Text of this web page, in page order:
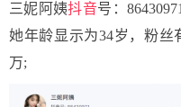
三妮阿姨抖音号：
她年龄显示为34岁，粉丝
万;